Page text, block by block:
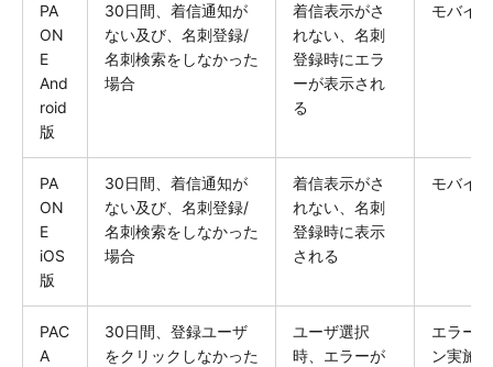
PA
ON
E
And
roid
版
30日間、着信通知が
ない及び、名刺登録/
名刺検索をしなかった
場合
着信表示がさ
れない、名刺
登録時にエラ
ーが表示され
る
モバイ
PA
ON
E
iOS
版
30日間、着信通知が
ない及び、名刺登録/
名刺検索をしなかった
場合
着信表示がさ
れない、名刺
登録時に表示
される
モバイ
PAC
A
30日間、登録ユーザ
をクリックしなかった
ユーザ選択
時、エラーが
エラー
ン実施